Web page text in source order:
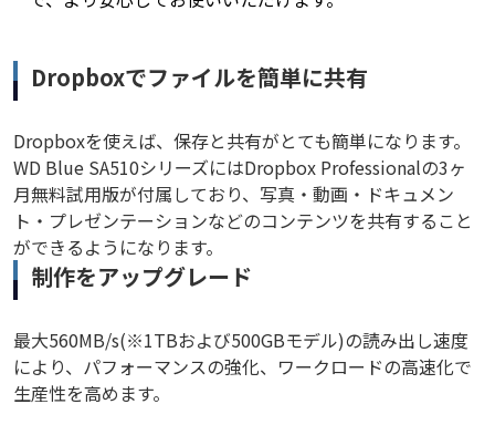
Dropboxでファイルを簡単に共有
Dropboxを使えば、保存と共有がとても簡単になります。
WD Blue SA510シリーズにはDropbox Professionalの3ヶ
月無料試用版が付属しており、写真・動画・ドキュメン
ト・プレゼンテーションなどのコンテンツを共有すること
ができるようになります。
制作をアップグレード
最大560MB/s(※1TBおよび500GBモデル)の読み出し速度
により、パフォーマンスの強化、ワークロードの高速化で
生産性を高めます。